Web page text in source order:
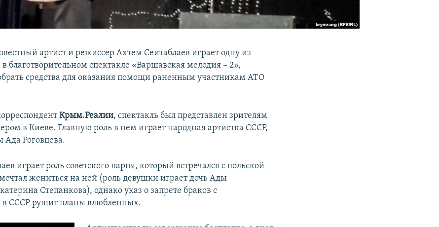
артист и режиссер Ахтем Сеитаблаев играет одну из
благотворительном спектакле «Варшавская мелодия – 2»,
средства для оказания помощи раненным участникам АТО
Крым.Реалии, спектакль был представлен зрителям
в Киеве. Главную роль в нем играет народная артистка СССР,
Ада Роговцева.
играет роль советского парня, который встречался с польской
жениться на ней (роль девушки играет дочь Ады
Степанкова), однако указ о запрете браков с
в СССР рушит планы влюбленных.